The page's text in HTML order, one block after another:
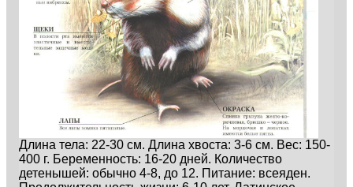
Длина тела: 22-30 см. Длина хвоста: 3-6 см. Вес: 150-
400 г. Беременность: 16-20 дней. Количество
детенышей: обычно 4-8, до 12. Питание: всеяден.